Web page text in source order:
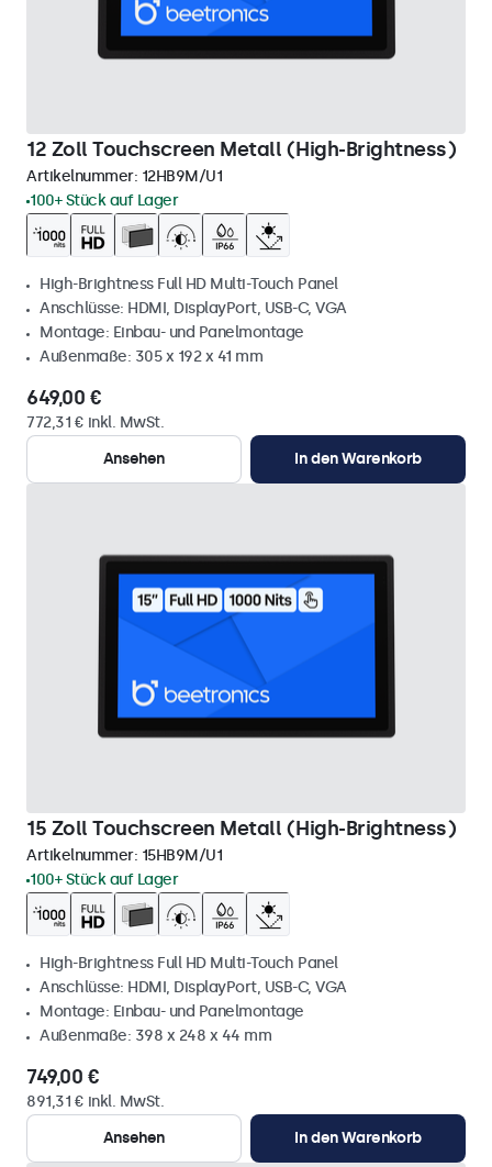
12 Zoll Touchscreen Metall (High-Brightness)
Artikelnummer: 12HB9M/U1
100+ Stück auf Lager
High-Brightness Full HD Multi-Touch Panel
Anschlüsse: HDMI, DisplayPort, USB-C, VGA
Montage: Einbau- und Panelmontage
Außenmaße: 305 x 192 x 41 mm
649,00 €
772,31 € inkl. MwSt.
Ansehen
In den Warenkorb
15 Zoll Touchscreen Metall (High-Brightness)
Artikelnummer: 15HB9M/U1
100+ Stück auf Lager
High-Brightness Full HD Multi-Touch Panel
Anschlüsse: HDMI, DisplayPort, USB-C, VGA
Montage: Einbau- und Panelmontage
Außenmaße: 398 x 248 x 44 mm
749,00 €
891,31 € inkl. MwSt.
Ansehen
In den Warenkorb